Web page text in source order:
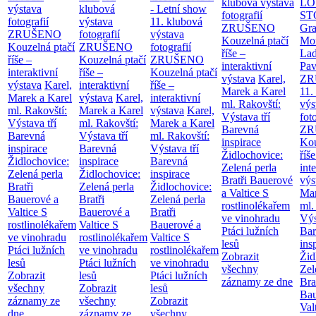
výstava
fotografií
ZRUŠENO
Kouzelná ptačí
říše –
interaktivní
výstava Karel,
Marek a Karel
ml. Rakovští:
Výstava tří
Barevná
inspirace
Židlochovice:
Zelená perla
Bratři
Bauerové a
Valtice S
rostlinolékařem
ve vinohradu
Ptáci lužních
lesů
Zobrazit
všechny
záznamy ze
dne
klubová
výstava
fotografií
ZRUŠENO
Kouzelná ptačí
říše –
interaktivní
výstava Karel,
Marek a Karel
ml. Rakovští:
Výstava tří
Barevná
inspirace
Židlochovice:
Zelená perla
Bratři
Bauerové a
Valtice S
rostlinolékařem
ve vinohradu
Ptáci lužních
lesů
Zobrazit
všechny
záznamy ze
- Letní show
11. klubová
výstava
fotografií
ZRUŠENO
Kouzelná ptačí
říše –
interaktivní
výstava Karel,
Marek a Karel
ml. Rakovští:
Výstava tří
Barevná
inspirace
Židlochovice:
Zelená perla
Bratři
Bauerové a
Valtice S
rostlinolékařem
ve vinohradu
Ptáci lužních
lesů
Zobrazit
všechny
fotografií
ZRUŠENO
Kouzelná ptačí
říše –
interaktivní
výstava Karel,
Marek a Karel
ml. Rakovští:
Výstava tří
Barevná
inspirace
Židlochovice:
Zelená perla
Bratři Bauerové
a Valtice S
rostlinolékařem
ve vinohradu
Ptáci lužních
lesů
Zobrazit
všechny
záznamy ze dne
ml.